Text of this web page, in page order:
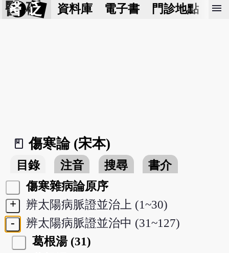
醫 砭 資料庫 電子書 門診地點 預
menu
book_2
傷寒論 (宋本)
目錄 注音 搜尋
書介
傷寒雜病論原序
+
辨太陽病脈證並治上 (1~30)
-
辨太陽病脈證並治中 (31~127)
葛根湯 (31)